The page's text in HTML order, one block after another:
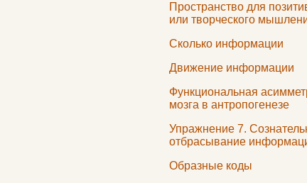
Пространство для
или творческого
Сколько информации
Движение информации
Функциональная
мозга в антропогенезе
Упражнение 7.
отбрасывание
Образные коды